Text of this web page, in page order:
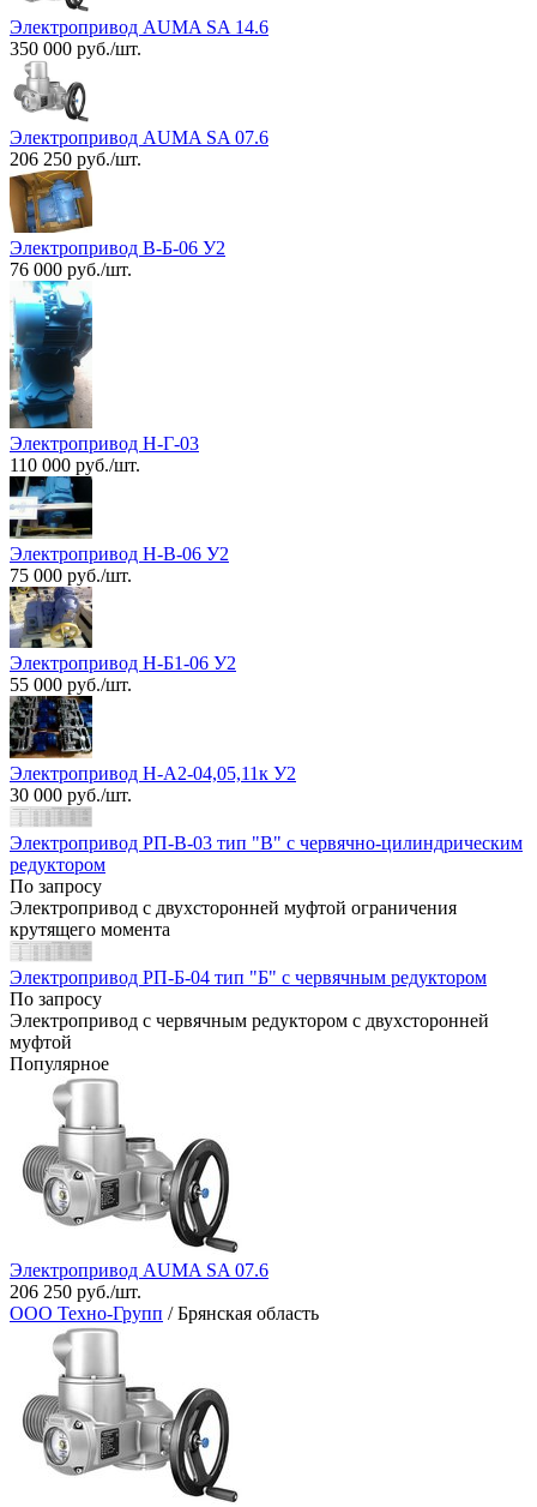
Электропривод AUMA SA 14.6
350 000 руб./шт.
Электропривод AUMA SA 07.6
206 250 руб./шт.
Электропривод В-Б-06 У2
76 000 руб./шт.
Электропривод Н-Г-03
110 000 руб./шт.
Электропривод Н-В-06 У2
75 000 руб./шт.
Электропривод Н-Б1-06 У2
55 000 руб./шт.
Электропривод Н-А2-04,05,11к У2
30 000 руб./шт.
Электропривод РП-В-03 тип "В" с червячно-цилиндрическим
редуктором
По запросу
Электропривод с двухсторонней муфтой ограничения
крутящего момента
Электропривод РП-Б-04 тип "Б" с червячным редуктором
По запросу
Электропривод с червячным редуктором с двухсторонней
муфтой
Популярное
Электропривод AUMA SA 07.6
206 250 руб./шт.
ООО Техно-Групп / Брянская область